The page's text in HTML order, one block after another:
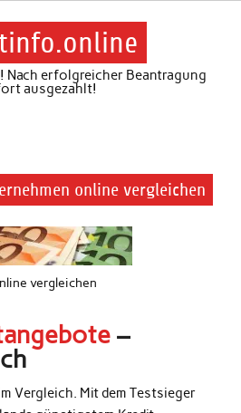
Nach erfolgreicher Beantragung
ausgezahlt!
online vergleichen
vergleichen
–
Vergleich. Mit dem Testsieger